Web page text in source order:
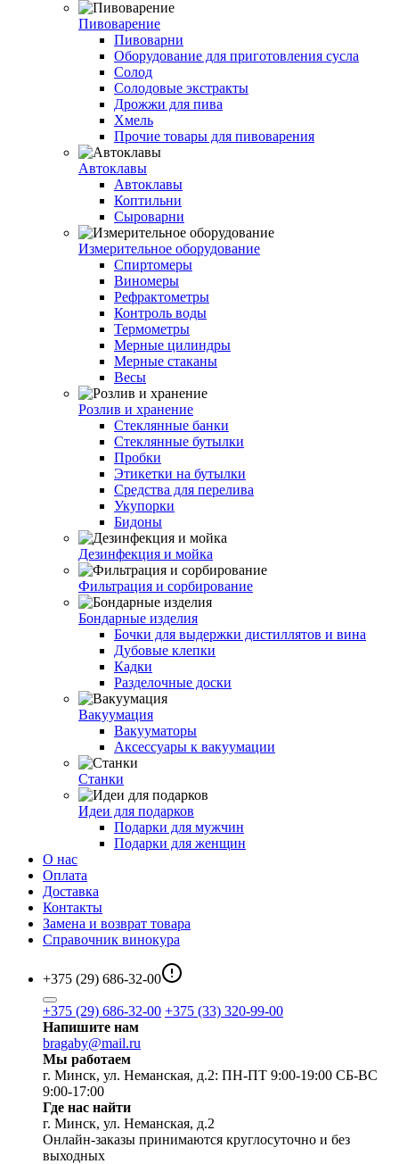
Пивоварение
Пивоварни
Оборудование для приготовления сусла
Солод
Солодовые экстракты
Дрожжи для пива
Хмель
Прочие товары для пивоварения
Автоклавы
Автоклавы
Коптильни
Сыроварни
Измерительное оборудование
Спиртомеры
Виномеры
Рефрактометры
Контроль воды
Термометры
Мерные цилиндры
Мерные стаканы
Весы
Розлив и хранение
Стеклянные банки
Стеклянные бутылки
Пробки
Этикетки на бутылки
Средства для перелива
Укупорки
Бидоны
Дезинфекция и мойка
Фильтрация и сорбирование
Бондарные изделия
Бочки для выдержки дистиллятов и вина
Дубовые клепки
Кадки
Разделочные доски
Вакуумация
Вакууматоры
Аксессуары к вакуумации
Станки
Идеи для подарков
Подарки для мужчин
Подарки для женщин
О нас
Оплата
Доставка
Контакты
Замена и возврат товара
Справочник винокура
+375 (29) 686-32-00
+375 (29) 686-32-00 +375 (33) 320-99-00
Напишите нам
bragaby@mail.ru
Мы работаем
г. Минск, ул. Неманская, д.2: ПН-ПТ 9:00-19:00 СБ-ВС
9:00-17:00
Где нас найти
г. Минск, ул. Неманская, д.2
Онлайн-заказы принимаются круглосуточно и без
выходных